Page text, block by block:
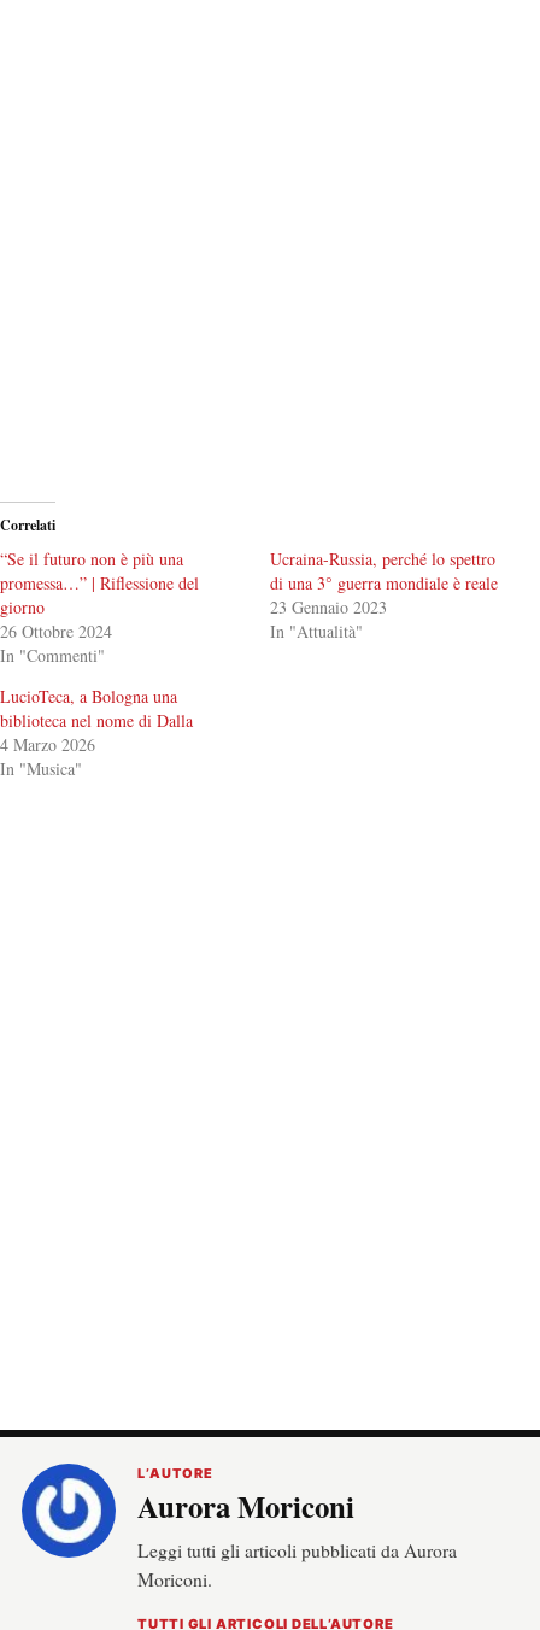
Correlati
“Se il futuro non è più una
promessa…” | Riflessione del
giorno
26 Ottobre 2024
In "Commenti"
Ucraina-Russia, perché lo spettro
di una 3° guerra mondiale è reale
23 Gennaio 2023
In "Attualità"
LucioTeca, a Bologna una
biblioteca nel nome di Dalla
4 Marzo 2026
In "Musica"
L’AUTORE
Aurora Moriconi
Leggi tutti gli articoli pubblicati da Aurora
Moriconi.
TUTTI GLI ARTICOLI DELL’AUTORE